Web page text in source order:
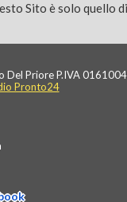
Sito è solo quello
Del Priore P.IVA
Pronto24